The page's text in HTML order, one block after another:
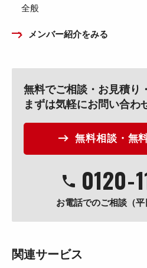
全般
メンバー紹介をみる
無料でご相談・お見積り
まずは気軽にお問い合わ
無料相談・無
0120-
お電話でのご相談（平
関連サービス